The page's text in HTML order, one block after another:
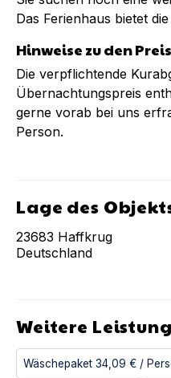
Das Ferienhaus bietet
Hinweise zu den
Die verpflichtende
Übernachtungspreis
gerne vorab bei uns
Person.
Lage des
23683 Haffkrug
Deutschland
Weitere
Wäschepaket 34,09 € /